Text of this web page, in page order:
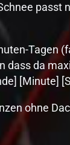
passt
Tagen
dass da
[Minute]
ohne